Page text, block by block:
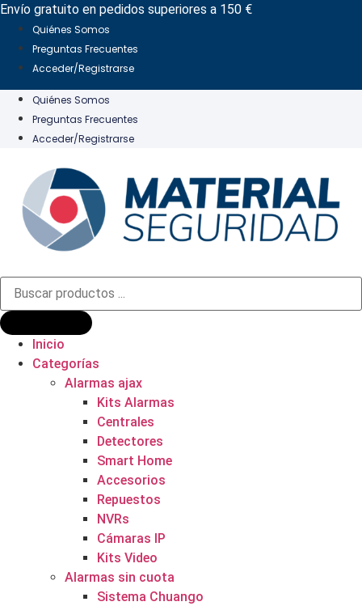
Ir
contenido
Envío gratuito en pedidos superiores a 150 €
Quiénes Somos
Preguntas Frecuentes
Acceder/Registrarse
Quiénes Somos
Preguntas Frecuentes
Acceder/Registrarse
Búsqueda
productos
Inicio
Categorías
Alarmas ajax
Kits Alarmas
Centrales
Detectores
Smart Home
Accesorios
Repuestos
NVRs
Cámaras IP
Kits Video
Alarmas sin cuota
Sistema Chuango